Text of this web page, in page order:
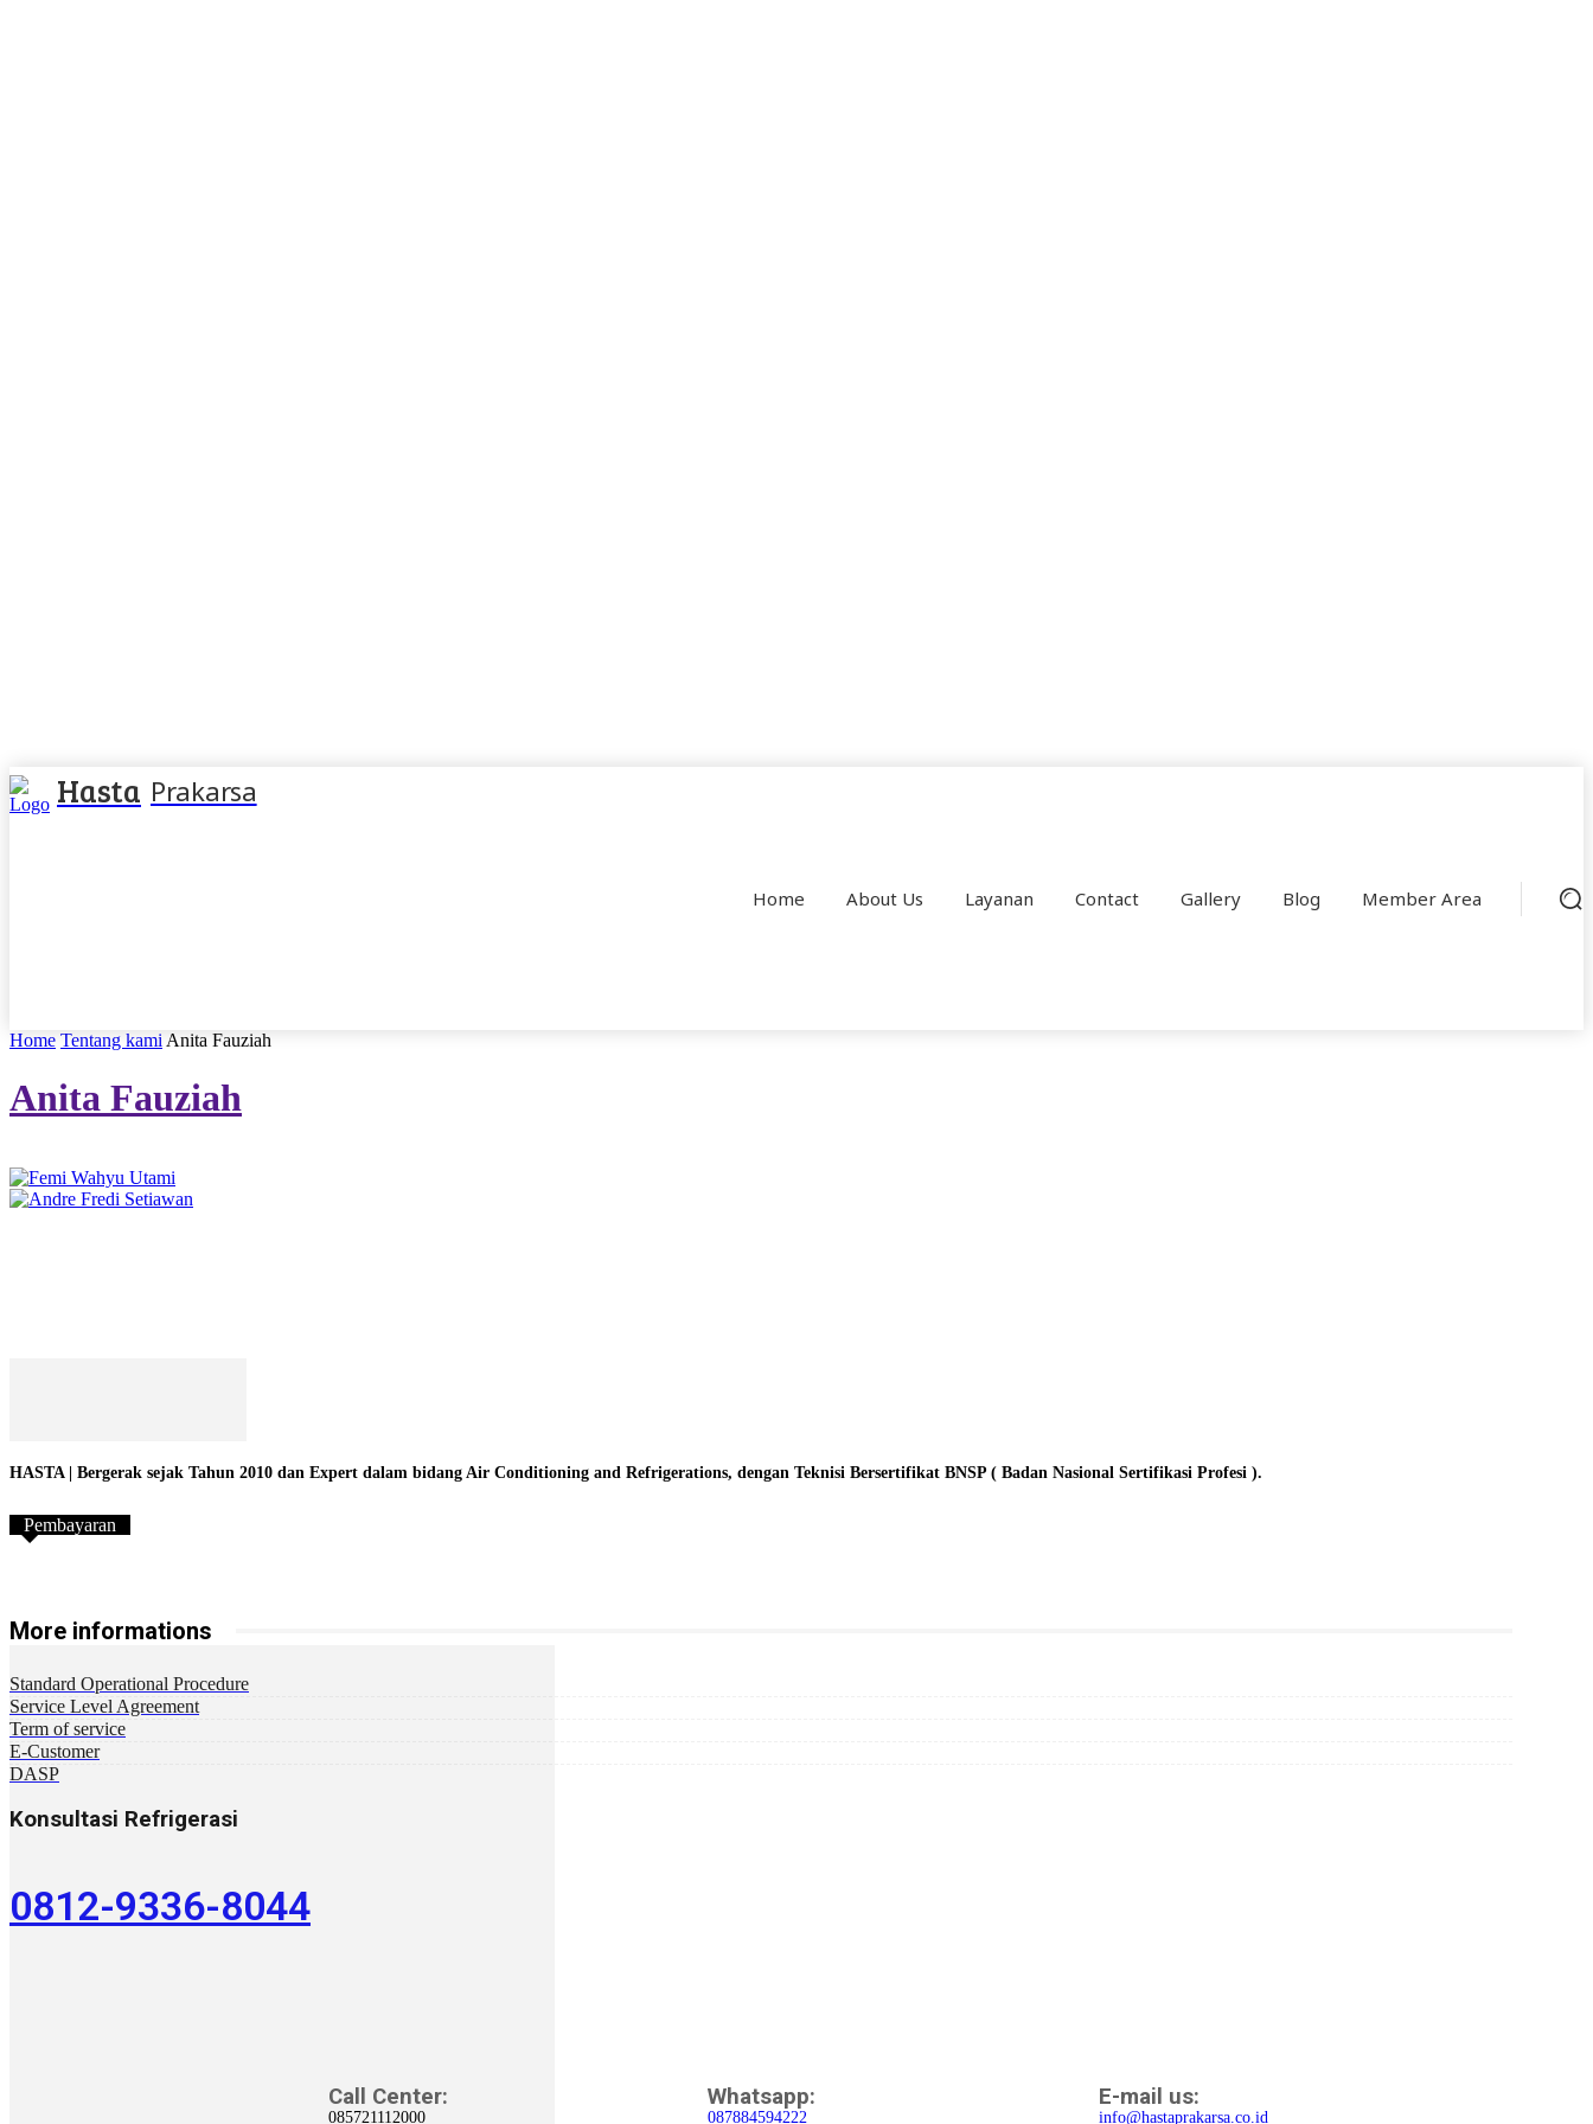
Hasta Prakarsa
Home About Us Layanan Contact Gallery Blog Member Area
Home Tentang kami Anita Fauziah
Anita Fauziah
HASTA | Bergerak sejak Tahun 2010 dan Expert dalam bidang Air Conditioning and Refrigerations, dengan Teknisi Bersertifikat BNSP ( Badan Nasional Sertifikasi Profesi ).
Pembayaran
More informations
Standard Operational Procedure
Service Level Agreement
Term of service
E-Customer
DASP
Konsultasi Refrigerasi
0812-9336-8044
Call Center:
085721112000
Whatsapp:
087884594222
E-mail us:
info@hastaprakarsa.co.id